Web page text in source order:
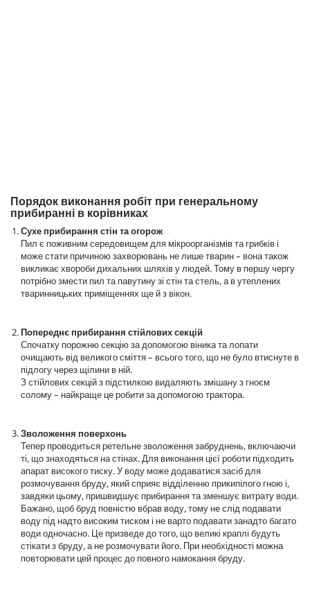
e
c
n
o
Порядок виконання робіт при генеральному
прибиранні в корівниках
Сухе прибирання стін та огорож
Пил є поживним середовищем для мікроорганізмів та грибків і
може стати причиною захворювань не лише тварин – вона також
викликає хвороби дихальних шляхів у людей. Тому в першу чергу
потрібно змести пил та павутину зі стін та стель, а в утеплених
тваринницьких приміщеннях ще й з вікон.
Попереднє прибирання стійлових секцій
Спочатку порожню секцію за допомогою віника та лопати
очищають від великого сміття – всього того, що не було втиснуте в
підлогу через щілини в ній.
З стійлових секцій з підстилкою видаляють змішану з гноєм
солому – найкраще це робити за допомогою трактора.
Зволоження поверхонь
Тепер проводиться ретельне зволоження забруднень, включаючи
ті, що знаходяться на стінах. Для виконання цієї роботи підходить
апарат високого тиску. У воду може додаватися засіб для
розмочування бруду, який сприяє відділенню прикипілого гною і,
завдяки цьому, пришвидшує прибирання та зменшує витрату води.
Бажано, щоб бруд повністю вбрав воду, тому не слід подавати
воду під надто високим тиском і не варто подавати занадто багато
води одночасно. Це призведе до того, що великі краплі будуть
стікати з бруду, а не розмочувати його. При необхідності можна
повторювати цей процес до повного намокання бруду.